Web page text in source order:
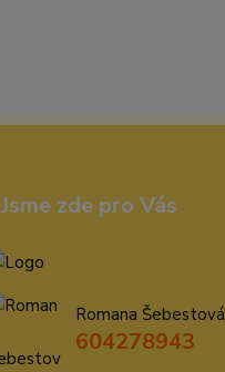
Jsme zde pro Vás
Romana Šebestová
604278943